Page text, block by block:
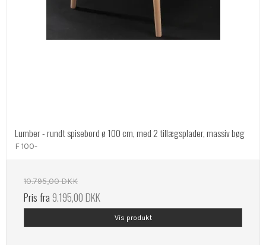
Lumber - rundt spisebord ø 100 cm, med 2 tillægsplader, massiv bøg
F 100-
10.795,00 DKK
Pris fra9.195,00 DKK
Vis produkt